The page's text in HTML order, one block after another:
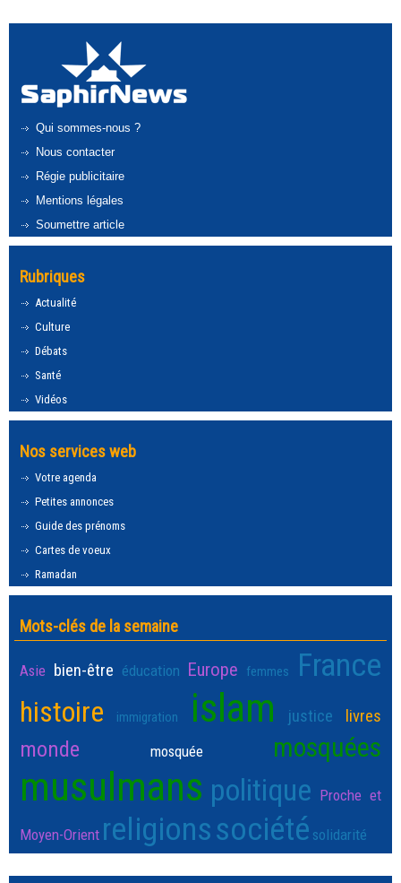
Qui sommes-nous ?
Nous contacter
Régie publicitaire
Mentions légales
Soumettre article
Rubriques
Actualité
Culture
Débats
Santé
Vidéos
Nos services web
Votre agenda
Petites annonces
Guide des prénoms
Cartes de voeux
Ramadan
Mots-clés de la semaine
Asie bien-être éducation Europe femmes France
histoire immigration islam justice livres
monde mosquée mosquées
musulmans politique Proche et
Moyen-Orient religionssociété solidarité